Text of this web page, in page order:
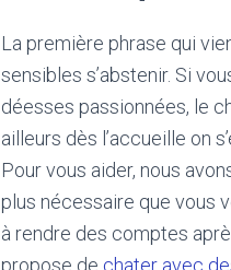
La première phrase qui
sensibles s’abstenir. Si
déesses passionnées, le
ailleurs dès l’accueille on
Pour vous aider, nous
plus nécessaire que vous
à rendre des comptes
propose de chater avec